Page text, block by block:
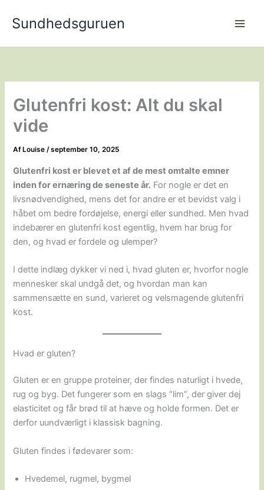
Sundhedsguruen
Glutenfri kost: Alt du skal
vide
Af Louise/september 10, 2025
Glutenfri kost er blevet et af de mest omtalte emner
inden for ernæring de seneste år. For nogle er det en
livsnødvendighed, mens det for andre er et bevidst valg i
håbet om bedre fordøjelse, energi eller sundhed. Men hvad
indebærer en glutenfri kost egentlig, hvem har brug for
den, og hvad er fordele og ulemper?
I dette indlæg dykker vi ned i, hvad gluten er, hvorfor nogle
mennesker skal undgå det, og hvordan man kan
sammensætte en sund, varieret og velsmagende glutenfri
kost.
Hvad er gluten?
Gluten er en gruppe proteiner, der findes naturligt i hvede,
rug og byg. Det fungerer som en slags “lim”, der giver dej
elasticitet og får brød til at hæve og holde formen. Det er
derfor uundværligt i klassisk bagning.
Gluten findes i fødevarer som:
Hvedemel, rugmel, bygmel